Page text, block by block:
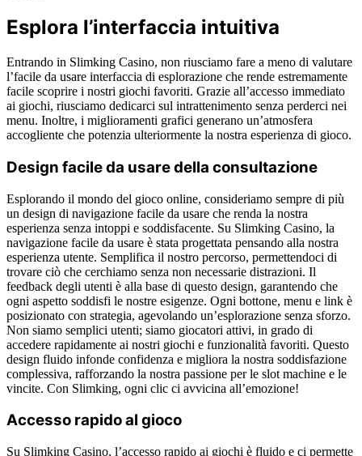
Esplora l’interfaccia intuitiva
Entrando in Slimking Casino, non riusciamo fare a meno di valutare
l’facile da usare interfaccia di esplorazione che rende estremamente
facile scoprire i nostri giochi favoriti. Grazie all’accesso immediato
ai giochi, riusciamo dedicarci sul intrattenimento senza perderci nei
menu. Inoltre, i miglioramenti grafici generano un’atmosfera
accogliente che potenzia ulteriormente la nostra esperienza di gioco.
Design facile da usare della consultazione
Esplorando il mondo del gioco online, consideriamo sempre di più
un design di navigazione facile da usare che renda la nostra
esperienza senza intoppi e soddisfacente. Su Slimking Casino, la
navigazione facile da usare è stata progettata pensando alla nostra
esperienza utente. Semplifica il nostro percorso, permettendoci di
trovare ciò che cerchiamo senza non necessarie distrazioni. Il
feedback degli utenti è alla base di questo design, garantendo che
ogni aspetto soddisfi le nostre esigenze. Ogni bottone, menu e link è
posizionato con strategia, agevolando un’esplorazione senza sforzo.
Non siamo semplici utenti; siamo giocatori attivi, in grado di
accedere rapidamente ai nostri giochi e funzionalità favoriti. Questo
design fluido infonde confidenza e migliora la nostra soddisfazione
complessiva, rafforzando la nostra passione per le slot machine e le
vincite. Con Slimking, ogni clic ci avvicina all’emozione!
Accesso rapido al gioco
Su Slimking Casino, l’accesso rapido ai giochi è fluido e ci permette